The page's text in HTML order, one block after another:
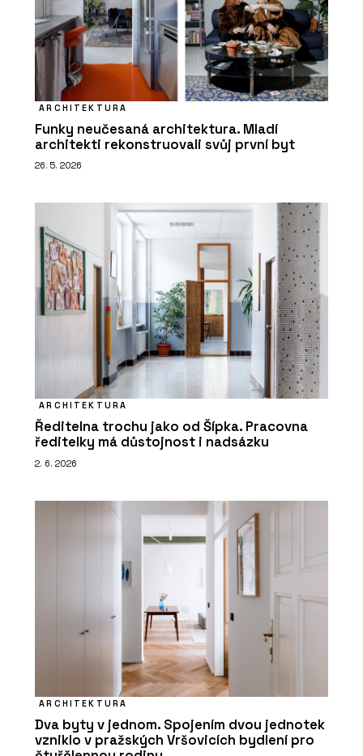
ARCHITEKTURA
Funky neučesaná architektura. Mladí
architekti rekonstruovali svůj první byt
26. 5. 2026
ARCHITEKTURA
Ředitelna trochu jako od Šípka. Pracovna
ředitelky má důstojnost i nadsázku
2. 6. 2026
ARCHITEKTURA
Dva byty v jednom. Spojením dvou jednotek
vzniklo v pražských Vršovicích bydlení pro